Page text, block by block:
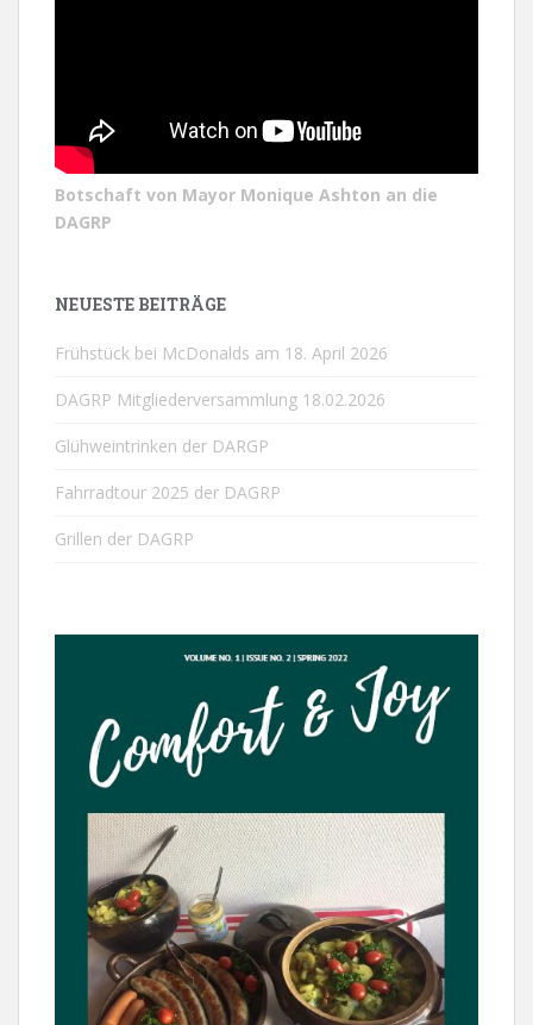
Botschaft von Mayor Monique Ashton an die
DAGRP
NEUESTE BEITRÄGE
Frühstück bei McDonalds am 18. April 2026
DAGRP Mitgliederversammlung 18.02.2026
Glühweintrinken der DARGP
Fahrradtour 2025 der DAGRP
Grillen der DAGRP